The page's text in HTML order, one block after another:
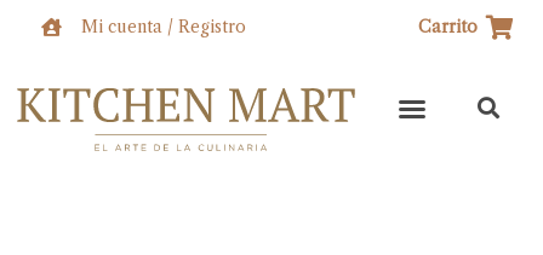
Mi cuenta / Registro Carrito